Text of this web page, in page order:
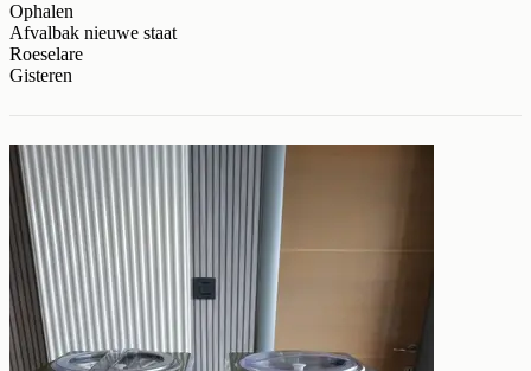
Ophalen
Afvalbak nieuwe staat
Roeselare
Gisteren